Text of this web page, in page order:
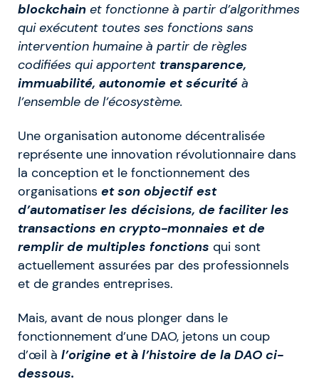
blockchain et fonctionne à partir d’algorithmes
qui exécutent toutes ses fonctions sans
intervention humaine à partir de règles
codifiées qui apportent transparence,
immuabilité, autonomie et sécurité à
l’ensemble de l’écosystème.
Une organisation autonome décentralisée
représente une innovation révolutionnaire dans
la conception et le fonctionnement des
organisations et son objectif est
d’automatiser les décisions, de faciliter les
transactions en crypto-monnaies et de
remplir de multiples fonctions qui sont
actuellement assurées par des professionnels
et de grandes entreprises.
Mais, avant de nous plonger dans le
fonctionnement d’une DAO, jetons un coup
d’œil à l’origine et à l’histoire de la DAO ci-
dessous.